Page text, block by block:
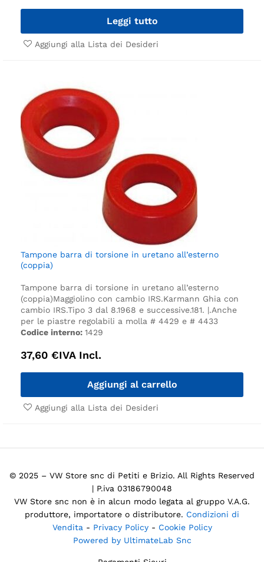
Leggi tutto
Aggiungi alla Lista dei Desideri
Tampone barra di torsione in uretano all’esterno
(coppia)
Tampone barra di torsione in uretano all’esterno
(coppia)Maggiolino con cambio IRS.Karmann Ghia con
cambio IRS.Tipo 3 dal 8.1968 e successive.181. |.Anche
per le piastre regolabili a molla # 4429 e # 4433
Codice interno: 1429
37,60 €IVA Incl.
Aggiungi al carrello
Aggiungi alla Lista dei Desideri
© 2025 – VW Store snc di Petiti e Brizio. All Rights Reserved
| P.iva 03186790048
VW Store snc non è in alcun modo legata al gruppo V.A.G.
produttore, importatore o distributore. Condizioni di
Vendita - Privacy Policy - Cookie Policy
Powered by UltimateLab Snc